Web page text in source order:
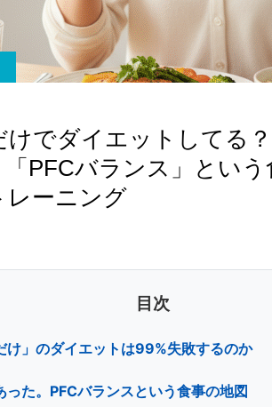
けでダイエットしてる
バランス」という
レーニング
目次
け」のダイエットは99%失敗するのか
た。PFCバランスという食事の地図